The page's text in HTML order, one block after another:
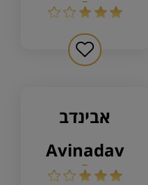
אבינדב
avinadav